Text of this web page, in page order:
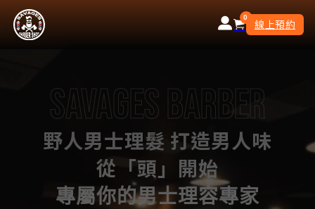
0
線上預約
SAVAGES BARBER
野人男士理髮 打造男人味
從「頭」開始
專屬你的男士理容專家